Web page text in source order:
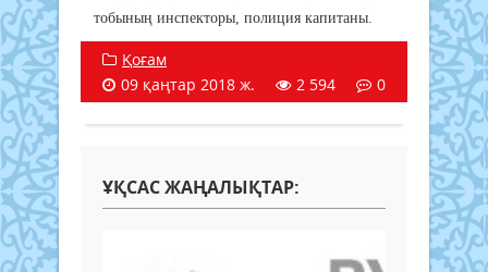
тобының инспекторы, полиция капитаны.
Қоғам
09 қаңтар 2018 ж.
2 594 0
ҰҚСАС ЖАҢАЛЫҚТАР: